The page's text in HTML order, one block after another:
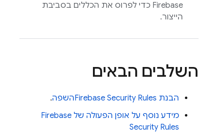
Firebase כדי לפרוס את הכללים בסביבת
הייצור.
השלבים הבאים
הבנת Firebase Security Rulesהשפה.
מידע נוסף על אופן הפעולה של Firebase
Security Rules